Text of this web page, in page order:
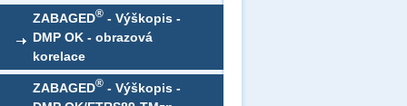
ZABAGED® - Výškopis -
DMP OK - obrazová
korelace
ZABAGED® - Výškopis -